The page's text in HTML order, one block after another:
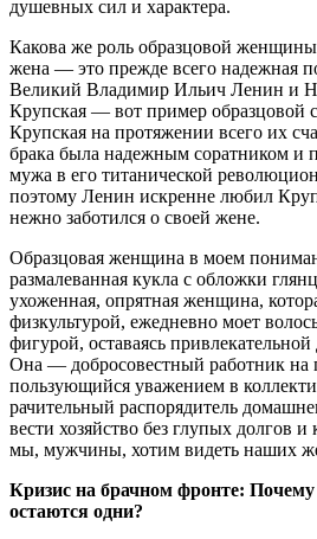
душевных сил и характера.
Какова же роль образцовой женщины
жена — это прежде всего надежная
Великий Владимир Ильич Ленин и
Крупская — вот пример образцовой
Крупская на протяжении всего их
брака была надежным соратником и
мужа в его титанической
поэтому Ленин искренне любил
нежно заботился о своей жене.
Образцовая женщина в моем
размалеванная кукла с обложки
ухоженная, опрятная женщина,
физкультурой, ежедневно моет
фигурой, оставаясь
Она — добросовестный работник на
пользующийся уважением в
рачительный распорядитель
вести хозяйство без глупых долгов
мы, мужчины, хотим видеть наших
Кризис на брачном фронте:
остаются одни?